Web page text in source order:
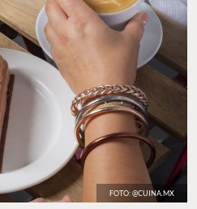
FOTO: @CUINA.MX